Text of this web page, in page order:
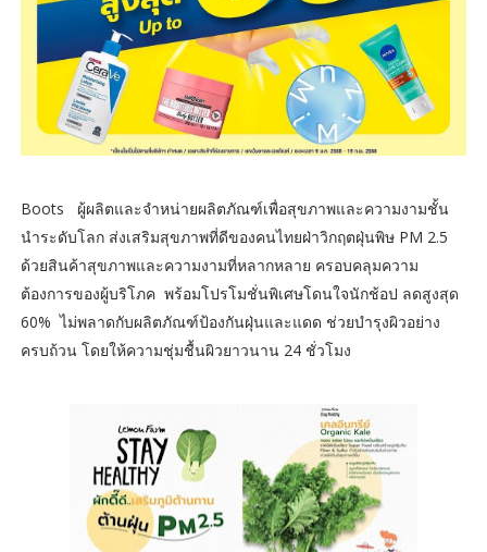
Boots ผู้ผลิตและจำหน่ายผลิตภัณฑ์เพื่อสุขภาพและความงามชั้น
นำระดับโลก ส่งเสริมสุขภาพที่ดีของคนไทยฝ่าวิกฤตฝุ่นพิษ PM 2.5
ด้วยสินค้าสุขภาพและความงามที่หลากหลาย ครอบคลุมความ
ต้องการของผู้บริโภค พร้อมโปรโมชั่นพิเศษโดนใจนักช้อป ลดสูงสุด
60% ไม่พลาดกับผลิตภัณฑ์ป้องกันฝุ่นและแดด ช่วยบำรุงผิวอย่าง
ครบถ้วน โดยให้ความชุ่มชื้นผิวยาวนาน 24 ชั่วโมง